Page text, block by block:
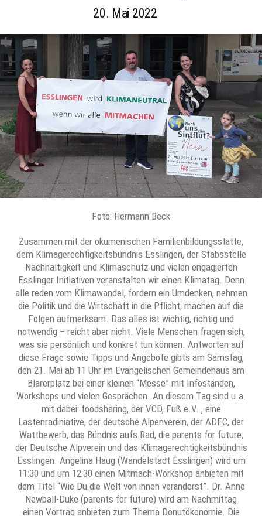
20. Mai 2022
Foto: Hermann Beck
Zusammen mit der ökumenischen Familienbildungsstätte,
dem Klimagerechtigkeitsbündnis Esslingen, der Stabsstelle
Nachhaltigkeit und Klimaschutz und vielen engagierten
Esslinger Initiativen veranstalten wir einen Klimatag. Denn
alle reden vom Klimawandel, fordern ein Umdenken, nehmen
die Politik und die Wirtschaft in die Pflicht, machen auf die
Folgen aufmerksam. Das alles ist wichtig, richtig und
notwendig – reicht aber nicht. Viele Menschen fragen sich,
was sie persönlich und konkret tun können. Antworten auf
diese Frage sowie Tipps und Angebote gibts am Samstag,
den 21. Mai ab 11 Uhr im Evangelischen Gemeindehaus am
Blarerplatz bei einer kleinen “Messe” mit Infoständen,
Workshops und vielen Gesprächen. An diesem Tag sind u.a.
mit dabei: foodsharing, der VCD, Fuß e.V. , eine
Lastenradiniative, der deutsche Alpenverein, der ADFC, der
Wattbewerb, das Bündnis aufs Rad, die parents for future,
der Deutsche Alpverein und das Klimagerechtigkeitsbündnis
Esslingen. Angelina Haug (Wandelstadt Esslingen) wird um
11:30 und um 12:30 einen Mitmach-Workshop anbieten mit
dem Titel “Wie Du die Welt von innen veränderst”. Dr. Anne
Newball-Duke (parents for future) wird am Nachmittag
einen Vortrag anbieten zum Thema Donutökonomie. Die